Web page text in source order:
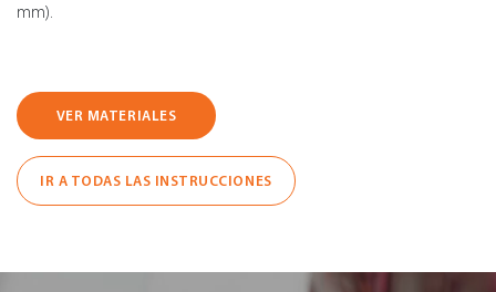
mm).
VER MATERIALES
IR A TODAS LAS INSTRUCCIONES